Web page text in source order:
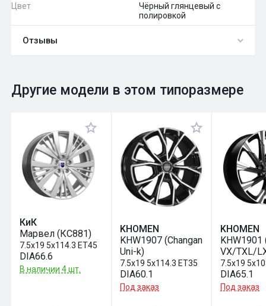
Цвет
Чёрный глянцевый с
полировкой
Отзывы
Оставить отзыв
Общий рейтинг 0
Другие модели в этом типоразмере
КиК
Марвел (КС881)
7.5x19 5x114.3 ET45
DIA66.6
В наличии 4 шт.
KHOMEN
KHW1907 (Changan
Uni-k)
7.5x19 5x114.3 ET35
DIA60.1
Под заказ
KHOMEN
KHW1901
VX/TXL/
7.5x19
DIA65.1
Под заказ